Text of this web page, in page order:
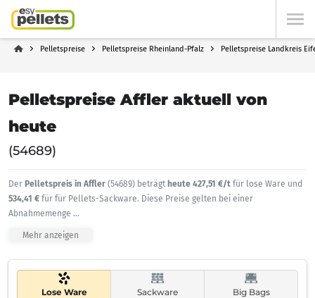
Pelletspreise Pelletspreise Rheinland-Pfalz Pelletspreise Landkreis
Pelletspreise Affler aktuell von
heute
(54689)
Der Pelletspreis in Affler (54689) beträgt heute 427,51 €/t für lose Ware und
534,41 € für für Pellets-Sackware. Diese Preise gelten bei einer
Abnahmemenge ...
Mehr anzeigen
Lose Ware Sackware Big Bags